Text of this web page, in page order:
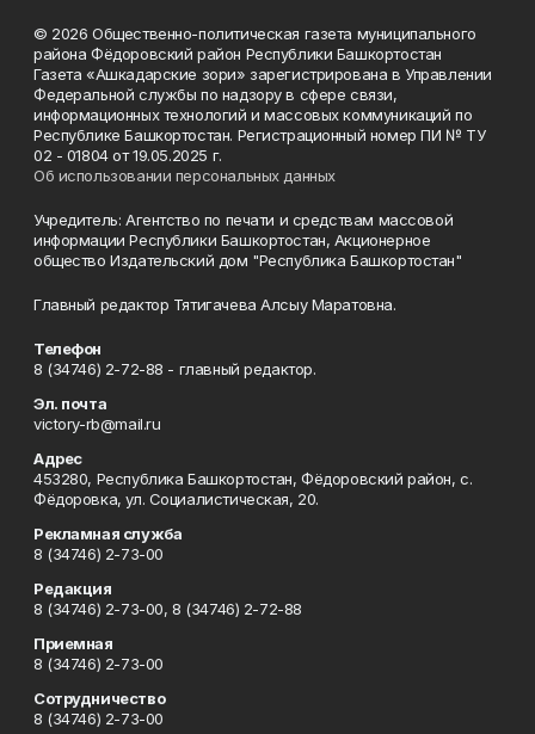
© 2026 Общественно-политическая газета муниципального
района Фёдоровский район Республики Башкортостан
Газета «Ашкадарские зори» зарегистрирована в Управлении
Федеральной службы по надзору в сфере связи,
информационных технологий и массовых коммуникаций по
Республике Башкортостан. Регистрационный номер ПИ № ТУ
02 - 01804 от 19.05.2025 г.
Об использовании персональных данных
Учредитель: Агентство по печати и средствам массовой
информации Республики Башкортостан, Акционерное
общество Издательский дом "Республика Башкортостан"
Главный редактор Тятигачева Алсыу Маратовна.
Телефон
8 (34746) 2-72-88 - главный редактор.
Эл. почта
victory-rb@mail.ru
Адрес
453280, Республика Башкортостан, Фёдоровский район, с.
Фёдоровка, ул. Социалистическая, 20.
Рекламная служба
8 (34746) 2-73-00
Редакция
8 (34746) 2-73-00, 8 (34746) 2-72-88
Приемная
8 (34746) 2-73-00
Сотрудничество
8 (34746) 2-73-00